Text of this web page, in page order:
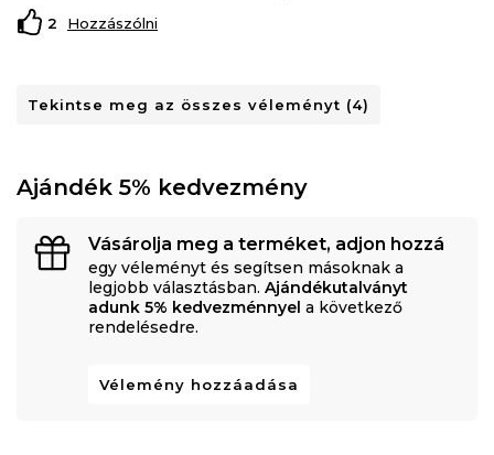
2
Hozzászólni
Tekintse meg az összes véleményt (4)
Ajándék 5% kedvezmény
Vásárolja meg a terméket, adjon hozzá
egy véleményt és segítsen másoknak a
legjobb választásban. Ajándékutalványt
adunk 5% kedvezménnyel a következő
rendelésedre.
Vélemény hozzáadása